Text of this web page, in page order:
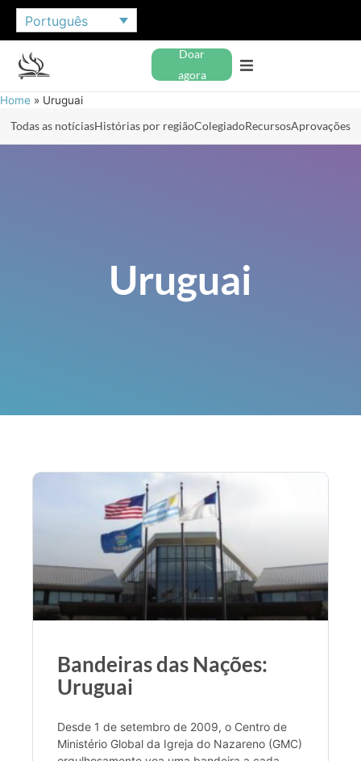
Português
Doar
agora
Home » Uruguai
Todas as notíciasHistórias por regiãoColegiadoRecursosAprovações
Uruguai
Bandeiras das Nações:
Uruguai
Desde 1 de setembro de 2009, o Centro de
Ministério Global da Igreja do Nazareno (GMC)